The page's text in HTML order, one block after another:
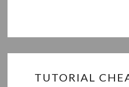
TUTORIAL